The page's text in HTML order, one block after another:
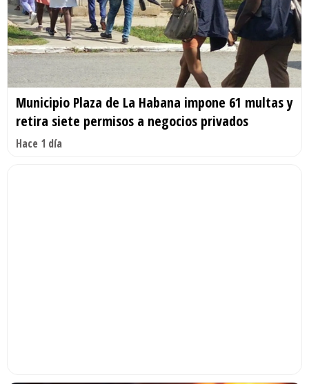
Municipio Plaza de La Habana impone 61 multas y
retira siete permisos a negocios privados
Hace 1 día